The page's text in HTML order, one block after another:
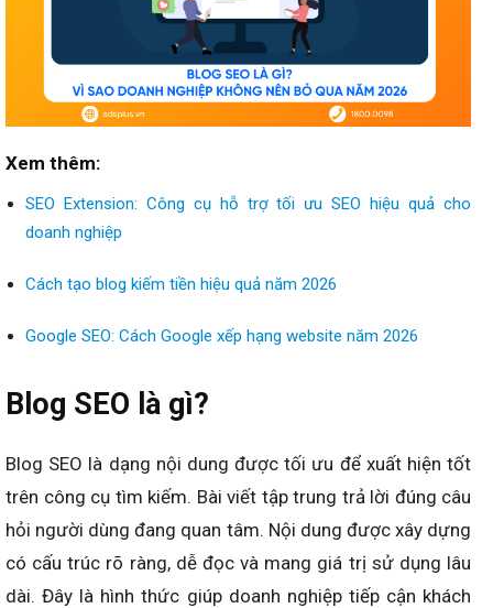
Xem thêm:
SEO Extension: Công cụ hỗ trợ tối ưu SEO hiệu quả cho
doanh nghiệp
Cách tạo blog kiếm tiền hiệu quả năm 2026
Google SEO: Cách Google xếp hạng website năm 2026
Blog SEO là gì?
Blog SEO là dạng nội dung được tối ưu để xuất hiện tốt
trên công cụ tìm kiếm. Bài viết tập trung trả lời đúng câu
hỏi người dùng đang quan tâm. Nội dung được xây dựng
có cấu trúc rõ ràng, dễ đọc và mang giá trị sử dụng lâu
dài. Đây là hình thức giúp doanh nghiệp tiếp cận khách